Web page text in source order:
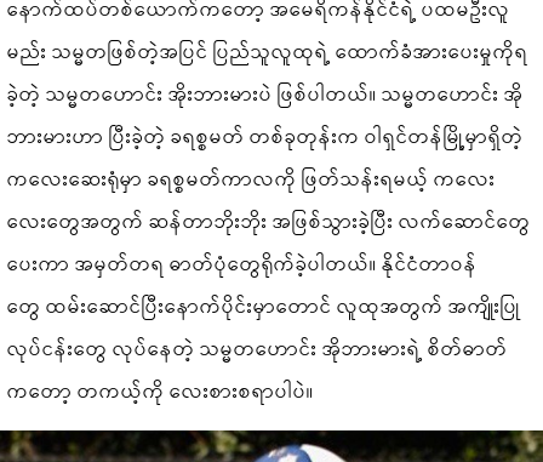
နောက်ထပ်တစ်ယောက်ကတော့ အမေရိကန်နိုင်ငံရဲ့ ပထမဦးလူ
မည်း သမ္မတဖြစ်တဲ့အပြင် ပြည်သူလူထုရဲ့ ထောက်ခံအားပေးမှုကိုရ
ခဲ့တဲ့ သမ္မတဟောင်း အိုးဘားမားပဲ ဖြစ်ပါတယ်။ သမ္မတဟောင်း အို
ဘားမားဟာ ပြီးခဲ့တဲ့ ခရစ္စမတ် တစ်ခုတုန်းက ဝါရှင်တန်မြို့မှာရှိတဲ့
ကလေးဆေးရုံမှာ ခရစ္စမတ်ကာလကို ဖြတ်သန်းရမယ့် ကလေး
လေးတွေအတွက် ဆန်တာဘိုးဘိုး အဖြစ်သွားခဲ့ပြီး လက်ဆောင်တွေ
ပေးကာ အမှတ်တရ ဓာတ်ပုံတွေရိုက်ခဲ့ပါတယ်။ နိုင်ငံတာဝန်
တွေ ထမ်းဆောင်ပြီးနောက်ပိုင်းမှာတောင် လူထုအတွက် အကျိုးပြု
လုပ်ငန်းတွေ လုပ်နေတဲ့ သမ္မတဟောင်း အိုဘားမားရဲ့ စိတ်ဓာတ်
ကတော့ တကယ့်ကို လေးစားစရာပါပဲ။